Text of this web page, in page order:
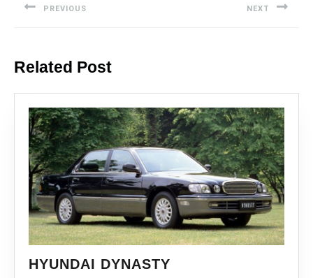
PREVIOUS NEXT
Related Post
HYUNDAI DYNASTY